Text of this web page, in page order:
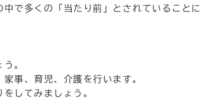
で多くの「当たり前」とされていることに
。
事、育児、介護を行います。
してみましょう。